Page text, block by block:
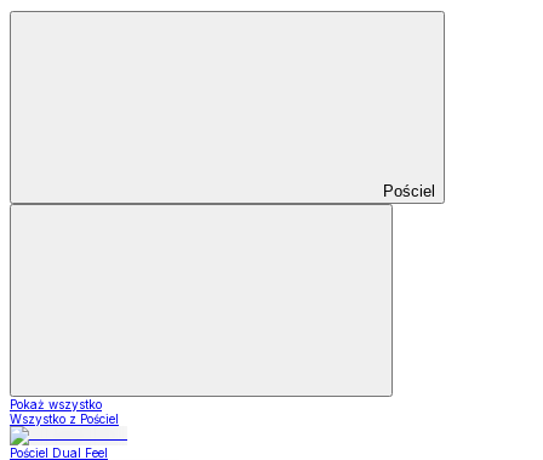
Pościel
Pokaż wszystko
Wszystko z Pościel
Pościel Dual Feel